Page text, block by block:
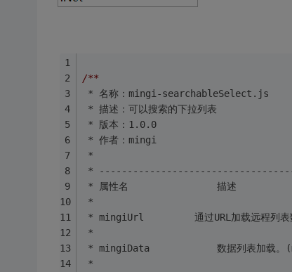
/**
* 名称：mingi-searchableSelect.js
* 描述：可以搜索的下拉列表
* 版本：1.0.0
* 作者：mingi
*
*
*
*
*